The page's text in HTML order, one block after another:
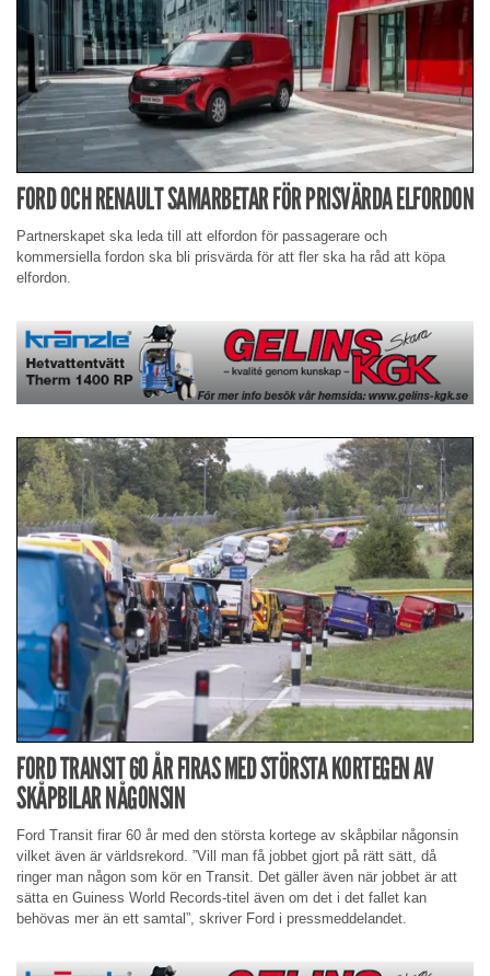
FORD OCH RENAULT SAMARBETAR FÖR PRISVÄRDA ELFORDON
Partnerskapet ska leda till att elfordon för passagerare och
kommersiella fordon ska bli prisvärda för att fler ska ha råd att köpa
elfordon.
FORD TRANSIT 60 ÅR FIRAS MED STÖRSTA KORTEGEN AV
SKÅPBILAR NÅGONSIN
Ford Transit firar 60 år med den största kortege av skåpbilar någonsin
vilket även är världsrekord. ”Vill man få jobbet gjort på rätt sätt, då
ringer man någon som kör en Transit. Det gäller även när jobbet är att
sätta en Guiness World Records-titel även om det i det fallet kan
behövas mer än ett samtal”, skriver Ford i pressmeddelandet.